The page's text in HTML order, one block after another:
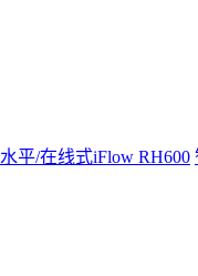
水平/在线式iFlow RH600